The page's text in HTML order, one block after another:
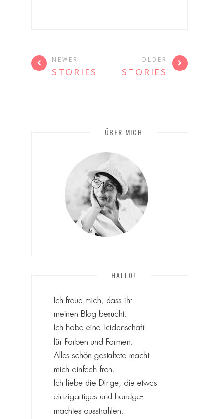
NEWER
STORIES
OLDER
STORIES
ÜBER MICH
HALLO!